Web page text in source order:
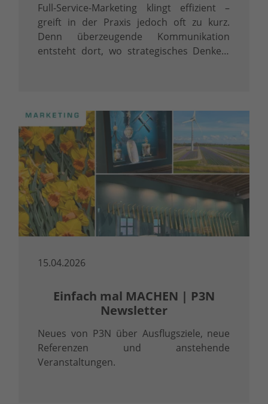
Full-Service-Marketing klingt effizient –
greift in der Praxis jedoch oft zu kurz.
Denn überzeugende Kommunikation
entsteht dort, wo strategisches Denken,
15.04.2026
Einfach mal MACHEN | P3N
Newsletter
Neues von P3N über Ausflugsziele, neue
Referenzen und anstehende
Veranstaltungen.